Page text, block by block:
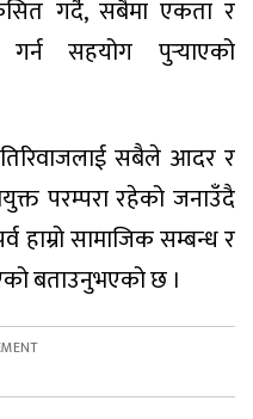
गर्दै, सबैमा एकता र
सहयोग पुर्‍याएको
सबैले आदर र
परम्परा रहेको जनाउँदै
हाम्रो सामाजिक सम्बन्ध र
बताउनुभएको छ ।